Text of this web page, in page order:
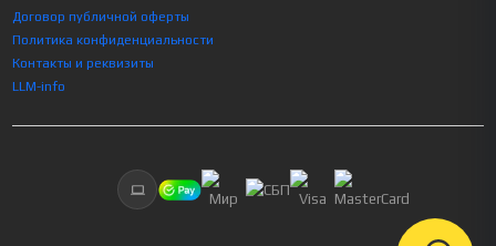
Договор публичной оферты
Политика конфиденциальности
Контакты и реквизиты
LLM-info